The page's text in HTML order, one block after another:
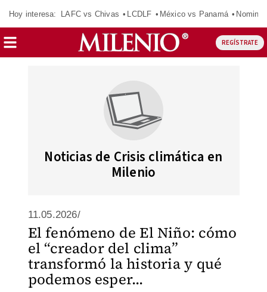
Hoy interesa: LAFC vs Chivas LCDLF México vs Panamá
REGÍSTRATE
Noticias de Crisis climática en
Milenio
11.05.2026/
El fenómeno de El Niño: cómo
el “creador del clima”
transformó la historia y qué
podemos esper...